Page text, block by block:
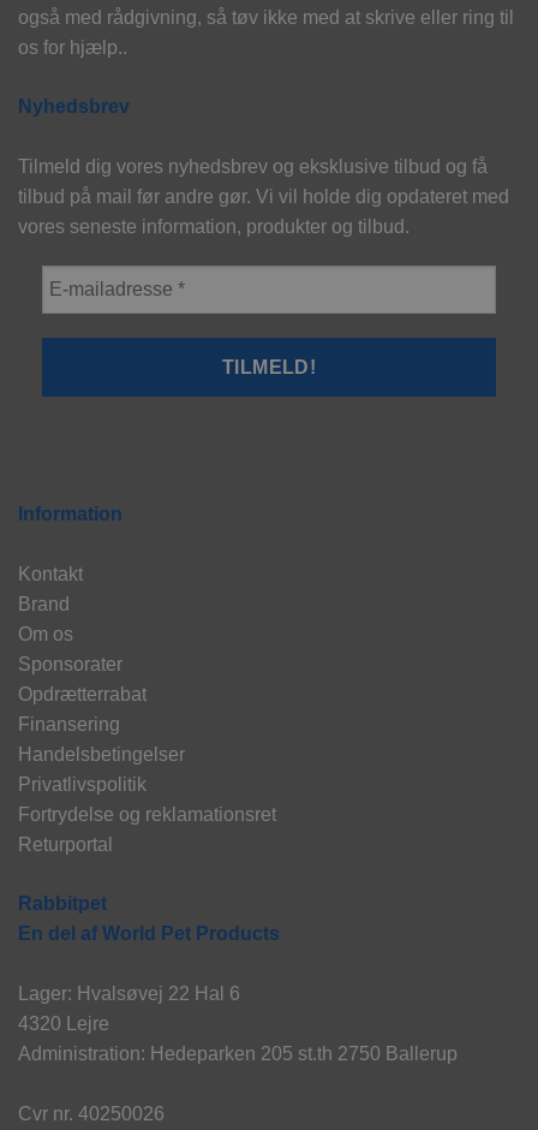
også med rådgivning, så tøv ikke med at skrive eller ring til
os for hjælp..
Nyhedsbrev
Tilmeld dig vores nyhedsbrev og eksklusive tilbud og få
tilbud på mail før andre gør. Vi vil holde dig opdateret med
vores seneste information, produkter og tilbud.
Information
Kontakt
Brand
Om os
Sponsorater
Opdrætterrabat
Finansering
Handelsbetingelser
Privatlivspolitik
Fortrydelse og reklamationsret
Returportal
Rabbitpet
En del af World Pet Products
Lager: Hvalsøvej 22 Hal 6
4320 Lejre
Administration: Hedeparken 205 st.th 2750 Ballerup
Cvr nr. 40250026